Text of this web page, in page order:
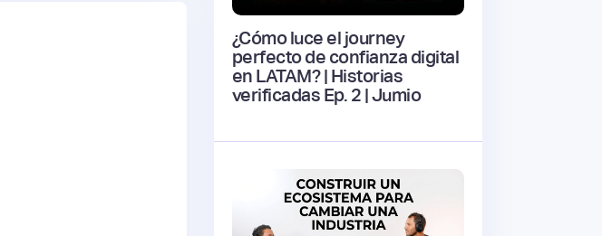
¿Cómo luce el journey
perfecto de confianza digital
en LATAM? | Historias
verificadas Ep. 2 | Jumio